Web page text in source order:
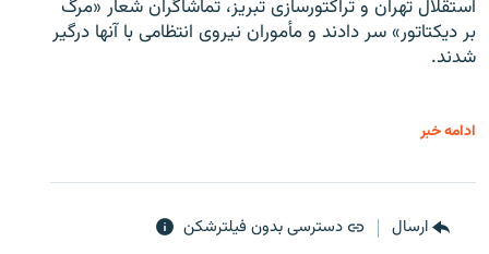
استقلال تهران و تراکتورسازی تبریز، تماشاگران شعار «مرگ
بر دیکتاتور» سر دادند و مأموران نیروی انتظامی با آنها درگیر
شدند.
ادامه خبر
ارسال دسترسی بدون فیلترشکن